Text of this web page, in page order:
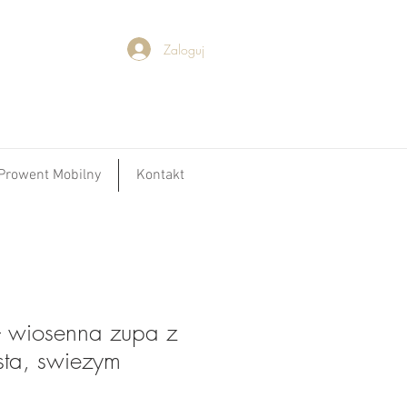
Zaloguj
Mobilny Kontakt
wiosenna zupa z
swiezym